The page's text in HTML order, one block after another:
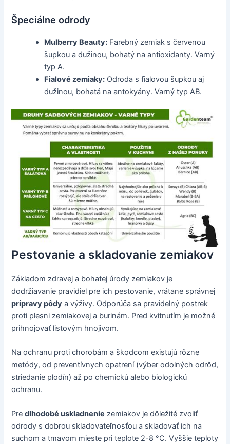
Špeciálne odrody
Mulberry Beauty: Farebný zemiak s červenou
šupkou a dužinou, bohatý na antioxidanty. Varný
typ A.
Fialové zemiaky: Odroda s fialovou šupkou aj
dužinou, bohatá na antokyány. Varný typ AB.
Pestovanie a skladovanie zemiakov
Základom zdravej a bohatej úrody zemiakov je
dodržiavanie pravidiel pre ich pestovanie, vrátane správnej
prípravy pôdy a výživy. Odporúča sa pravidelný postrek
proti plesni zemiakovej a burinám. Pred kvitnutím je možné
prihnojovať listovým hnojivom.
Na ochranu proti chorobám a škodcom existujú rôzne
metódy, od preventívnych opatrení (výber odolných odrôd,
striedanie plodín) až po chemickú alebo biologickú
ochranu.
Predlhodobé uskladnenie zemiakov je dôležité zvoliť
odrody s dobrou skladovateľnosťou a skladovať ich na
suchom a tmavom mieste pri teplote 2-8 °C. Vyššie teploty